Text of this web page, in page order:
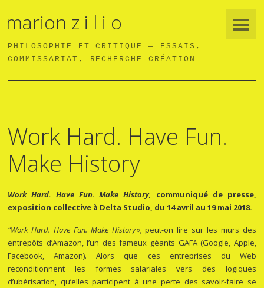
marion z i l i o
PHILOSOPHIE ET CRITIQUE — ESSAIS,
COMMISSARIAT, RECHERCHE-CRÉATION
Work Hard. Have Fun.
Make History
Work Hard. Have Fun. Make History, communiqué de presse,
exposition collective à Delta Studio, du 14 avril au 19 mai 2018.
“Work Hard. Have Fun. Make History»,peut-on lire sur les murs des
entrepôts d’Amazon, l’un des fameux géants GAFA (Google, Apple,
Facebook, Amazon). Alors que ces entreprises du Web
reconditionnent les formes salariales vers des logiques
d’ubérisation, qu’elles participent à une perte des savoir-faire se